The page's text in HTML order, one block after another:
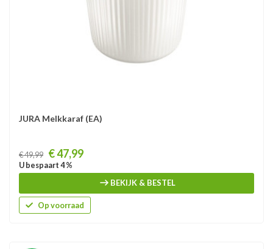
JURA Melkkaraf (EA)
Prijs
€ 49,99 € 47,99
U bespaart 4 %
BEKIJK & BESTEL
Op voorraad